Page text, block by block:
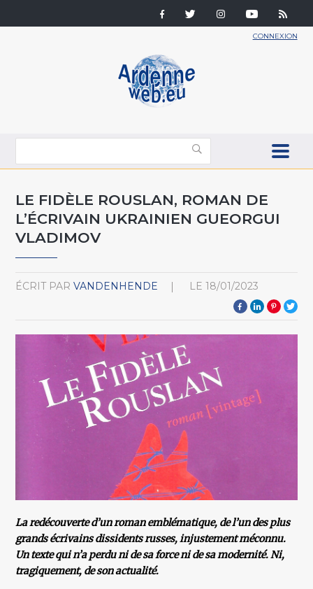
CONNEXION
LE FIDÈLE ROUSLAN, ROMAN DE
L’ÉCRIVAIN UKRAINIEN GUEORGUI
VLADIMOV
ÉCRIT PAR VANDENHENDE LE 18/01/2023
La redécouverte d’un roman emblématique, de l’un des plus
grands écrivains dissidents russes, injustement méconnu.
Un texte qui n’a perdu ni de sa force ni de sa modernité. Ni,
tragiquement, de son actualité.